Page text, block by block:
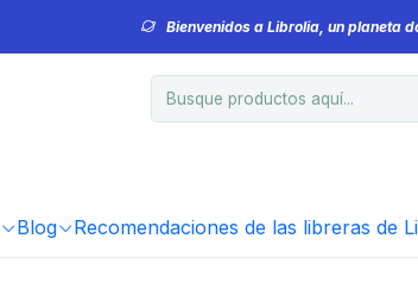
Blog Recomendaciones de las libreras de
Bienvenidos a Librolia, un planeta